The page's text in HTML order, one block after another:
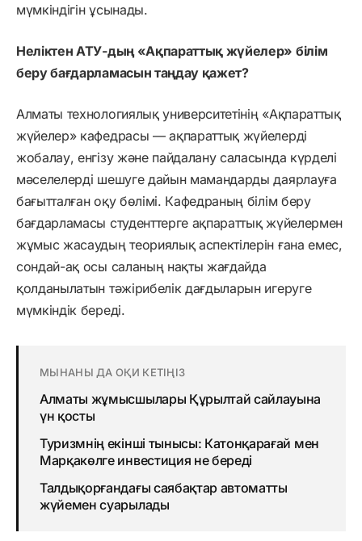
мүмкіндігін ұсынады.
Неліктен АТУ-дың «Ақпараттық жүйелер» білім
беру бағдарламасын таңдау қажет?
Алматы технологиялық университетінің «Ақпараттық
жүйелер» кафедрасы — ақпараттық жүйелерді
жобалау, енгізу және пайдалану саласында күрделі
мәселелерді шешуге дайын мамандарды даярлауға
бағытталған оқу бөлімі. Кафедраның білім беру
бағдарламасы студенттерге ақпараттық жүйелермен
жұмыс жасаудың теориялық аспектілерін ғана емес,
сондай-ақ осы саланың нақты жағдайда
қолданылатын тәжірибелік дағдыларын игеруге
мүмкіндік береді.
МЫНАНЫ ДА ОҚИ КЕТІҢІЗ
Алматы жұмысшылары Құрылтай сайлауына
үн қосты
Туризмнің екінші тынысы: Катонқарағай мен
Марқакөлге инвестиция не береді
Талдықорғандағы саябақтар автоматты
жүйемен суарылады